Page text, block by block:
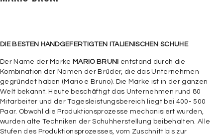
DIE BESTEN HANDGEFERTIGTEN ITALIENISCHEN SCHUHE
Der Name der Marke MARIO BRUNI entstand durch die
Kombination der Namen der Brüder, die das Unternehmen
gegründet haben (Mario e Bruno). Die Marke ist in der ganzen
Welt bekannt. Heute beschäftigt das Unternehmen rund 80
Mitarbeiter und der Tagesleistungsbereich liegt bei 400- 500
Paar. Obwohl die Produktionsprozesse mechanisiert wurden,
wurden alte Techniken der Schuhherstellung beibehalten. Alle
Stufen des Produktionsprozesses, vom Zuschnitt bis zur